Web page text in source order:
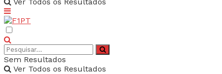
Sem Resultados
Ver Todos os Resultados